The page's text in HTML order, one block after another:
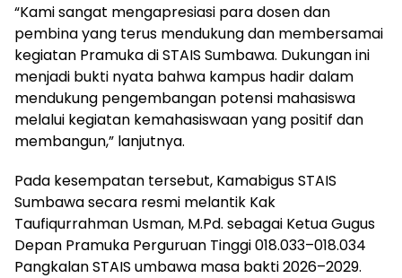
“Kami sangat mengapresiasi para dosen dan
pembina yang terus mendukung dan membersamai
kegiatan Pramuka di STAIS Sumbawa. Dukungan ini
menjadi bukti nyata bahwa kampus hadir dalam
mendukung pengembangan potensi mahasiswa
melalui kegiatan kemahasiswaan yang positif dan
membangun,” lanjutnya.
Pada kesempatan tersebut, Kamabigus STAIS
Sumbawa secara resmi melantik Kak
Taufiqurrahman Usman, M.Pd. sebagai Ketua Gugus
Depan Pramuka Perguruan Tinggi 018.033–018.034
Pangkalan STAIS umbawa masa bakti 2026–2029.